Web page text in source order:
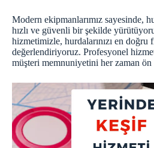
Modern ekipmanlarımız sayesinde,
hızlı ve güvenli bir şekilde
hizmetimizle, hurdalarınızı en doğru
değerlendiriyoruz. Profesyonel hizmet
müşteri memnuniyetini her zaman